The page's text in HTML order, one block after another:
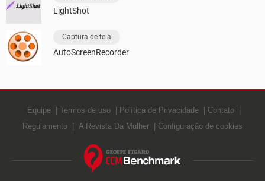
LightShot
Captura de tela
AutoScreenRecorder
Equipe Termos de uso Política de Privacidade
Contato
Regulamento
A Revista Da Mulher Configuração de cookies